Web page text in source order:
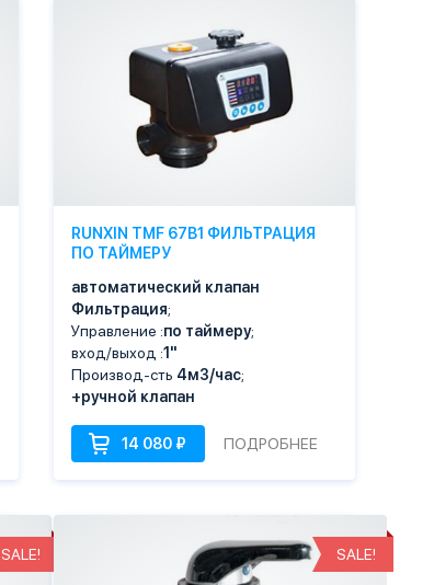
RUNXIN TMF 67B1 ФИЛЬТРАЦИЯ
ПО ТАЙМЕРУ
автоматический клапан
Фильтрация;
Управление :по таймеру;
вход/выход :1"
Производ-сть 4м3/час;
+ручной клапан
ПОДРОБНЕЕ
SALE! SALE!